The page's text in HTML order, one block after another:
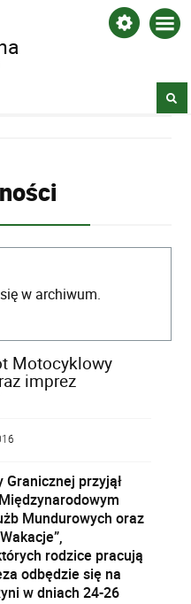
w archiwum.
Motocyklowy
imprez
Granicznej przyjął
Mundurowych oraz
rodzice pracują
odbędzie się na
w dniach 24-26